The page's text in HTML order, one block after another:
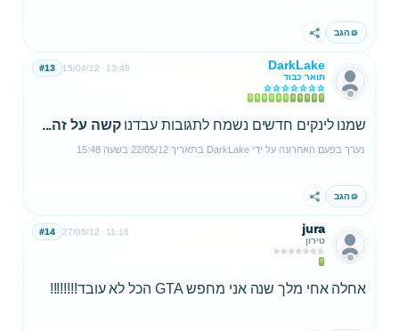
הגב שתף
DarkLake
תואר כבוד
15/04/12 13:48
#13
שמנו לינקים חדשים נשמח לתגובות עבדנוקשה על זה...
נערך בפעם האחרונה על ידי DarkLake בתאריך 22/05/12 בשעה 15:48
הגב שתף
jura
טירון
27/05/12 11:18
#14
אחלה אחי מלך שנה אני מחפש GTA הכל לא עובד!!!!!!!!